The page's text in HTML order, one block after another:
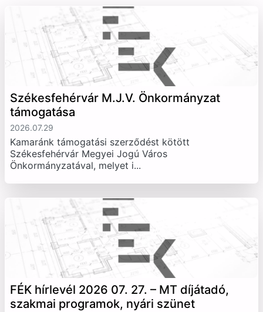
Székesfehérvár M.J.V. Önkormányzat
támogatása
2026.07.29
Kamaránk támogatási szerződést kötött
Székesfehérvár Megyei Jogú Város
Önkormányzatával, melyet i...
FÉK hírlevél 2026 07. 27. – MT díjátadó,
szakmai programok, nyári szünet